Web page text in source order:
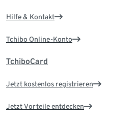
Hilfe & Kontakt
Tchibo Online-Konto
TchiboCard
Jetzt kostenlos registrieren
Jetzt Vorteile entdecken